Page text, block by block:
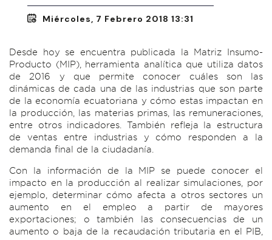
Miércoles, 7 Febrero 2018 13:31
Desde hoy se encuentra publicada la Matriz Insumo-
Producto (MIP), herramienta analítica que utiliza datos
de 2016 y que permite conocer cuáles son las
dinámicas de cada una de las industrias que son parte
de la economía ecuatoriana y cómo estas impactan en
la producción, las materias primas, las remuneraciones,
entre otros indicadores. También refleja la estructura
de ventas entre industrias y cómo responden a la
demanda final de la ciudadanía.
Con la información de la MIP se puede conocer el
impacto en la producción al realizar simulaciones, por
ejemplo, determinar cómo afecta a otros sectores un
aumento en el empleo a partir de mayores
exportaciones; o también las consecuencias de un
aumento o baja de la recaudación tributaria en el PIB,